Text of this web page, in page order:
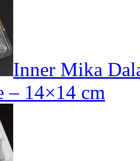
Inner Mika
– 14×14 cm